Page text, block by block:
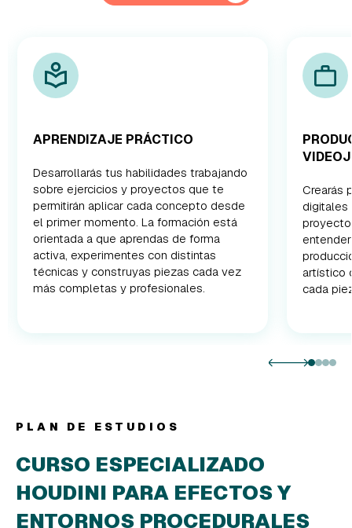
APRENDIZAJE PRÁCTICO
Desarrollarás tus habilidades trabajando
sobre ejercicios y proyectos que te
permitirán aplicar cada concepto desde
el primer momento. La formación está
orientada a que aprendas de forma
activa, experimentes con distintas
técnicas y construyas piezas cada vez
más completas y profesionales.
Crearás
digitales
artístico
cada
PLAN DE ESTUDIOS
CURSO ESPECIALIZADO
HOUDINI PARA EFECTOS Y
ENTORNOS PROCEDURALES